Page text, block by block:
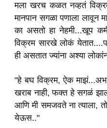
मला खरच कळत नव्हतं
मानपान सगळा पणाला लावून
का असतो हा नेहमी...खूप
विक्रम सारखे लोकं
ही असतात ज्यांना अश्या
"हे बघ विक्रम, ऐक
खराब नाही, फक्त हे सगळं
आणि मी समजवते ना त्याला,
येऊस.."